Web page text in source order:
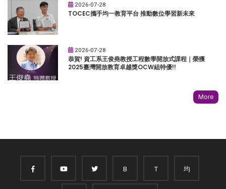
2026-07-28
TOCEC攜手均一教育平台 推動數位學習新未來
2026-07-28
恭賀! 資工系王俊堯教授工程數學開放式課程｜榮獲
2025臺灣開放教育卓越獎OCW組特優!!
More
B T 均